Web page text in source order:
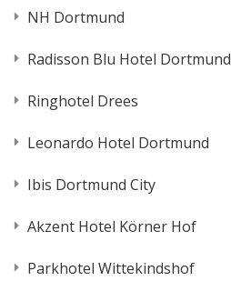
NH Dortmund
Radisson Blu Hotel Dortmund
Ringhotel Drees
Leonardo Hotel Dortmund
Ibis Dortmund City
Akzent Hotel Körner Hof
Parkhotel Wittekindshof